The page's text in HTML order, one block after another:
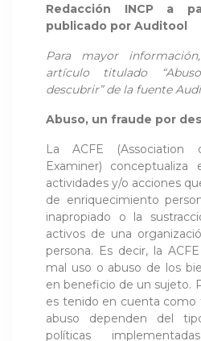
Redacción INCP a
publicado por Auditool
Para mayor
artículo titulado
descubrir” de la fuente
Abuso, un fraude por
La ACFE (Association
Examiner)
actividades y/o acciones
de enriquecimiento
inapropiado o la
activos de una
persona. Es decir, la
mal uso o abuso de los
en beneficio de un sujeto.
es tenido en cuenta como
abuso dependen del
políticas